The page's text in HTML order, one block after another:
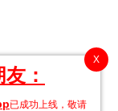
X
：
已成功上线，敬请